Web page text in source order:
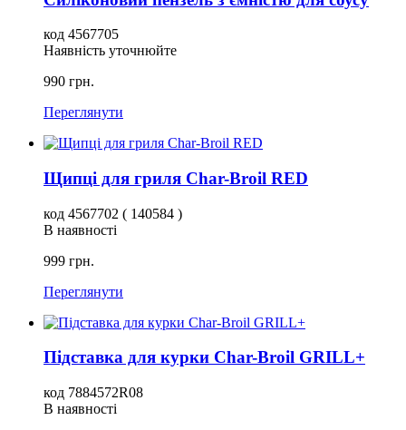
код 4567705
Наявність уточнюйте
990 грн.
Переглянути
Щипці для гриля Char-Broil RED
код 4567702 ( 140584 )
В наявності
999 грн.
Переглянути
Підставка для курки Char-Broil GRILL+
код 7884572R08
В наявності